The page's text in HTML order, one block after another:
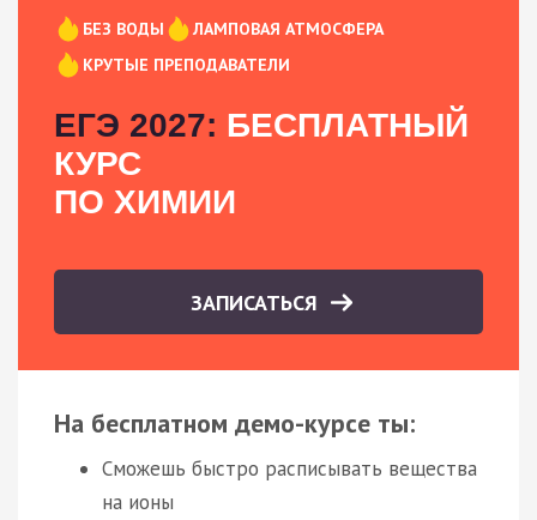
БЕЗ ВОДЫ
ЛАМПОВАЯ АТМОСФЕРА
КРУТЫЕ ПРЕПОДАВАТЕЛИ
ЕГЭ 2027: БЕСПЛАТНЫЙ
КУРС
ПО ХИМИИ
ЗАПИСАТЬСЯ
На бесплатном демо-курсе ты:
Сможешь быстро расписывать вещества
на ионы